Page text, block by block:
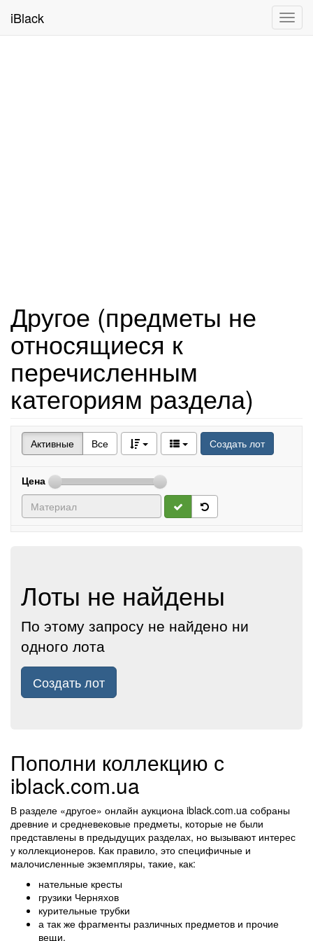
iBlack
Другое (предметы не
относящиеся к
перечисленным
категориям раздела)
Активные Все Создать лот
Цена
Лоты не найдены
По этому запросу не найдено ни
одного лота
Создать лот
Пополни коллекцию с
iblack.com.ua
В разделе «другое» онлайн аукциона iblack.com.ua собраны
древние и средневековые предметы, которые не были
представлены в предыдущих разделах, но вызывают интерес
у коллекционеров. Как правило, это специфичные и
малочисленные экземпляры, такие, как:
нательные кресты
грузики Черняхов
курительные трубки
а так же фрагменты различных предметов и прочие
вещи.